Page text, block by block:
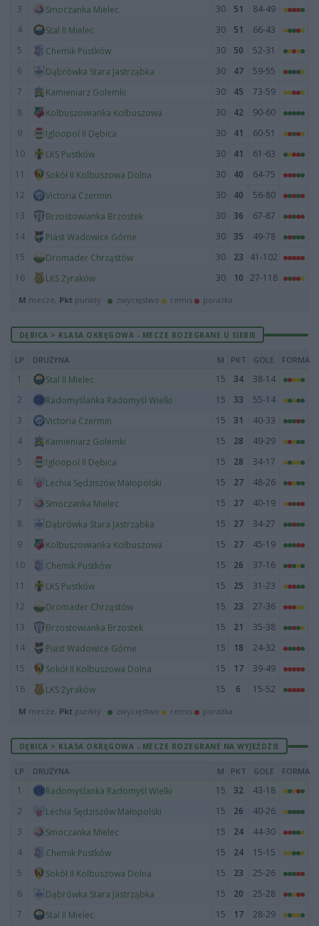
3
Smoczanka Mielec 30 51
84-49
4
Stal II Mielec 30 51
66-43
5
Chemik Pustków 30 50
52-31
6
Dąbrówka Stara Jastrząbka 30 47
59-55
7
Kamieniarz Golemki 30 45
73-59
8
Kolbuszowianka Kolbuszowa 30 42
90-60
9
Igloopol II Dębica 30 41
60-51
10
LKS Pustków 30 41
61-63
11
Sokół II Kolbuszowa Dolna 30 40
64-75
12
Victoria Czermin 30 40
56-80
13
Brzostowianka Brzostek 30 36
67-87
14
Piast Wadowice Górne 30 35
49-78
15
Dromader Chrząstów 30 23
41-102
16
LKS Żyraków 30 10 27-118
M mecze, Pkt punkty · zwycięstwo remis porażka
DĘBICA > KLASA OKRĘGOWA - MECZE ROZEGRANE U SIEBIE
LP DRUŻYNA M PKT GOLE FORMA
1 Stal II Mielec 15 34
38-14
2
Radomyślanka Radomyśl Wielki 15 33
55-14
3
Victoria Czermin 15 31
40-33
4
Kamieniarz Golemki 15 28
49-29
5
Igloopol II Dębica 15 28
34-17
6
Lechia Sędziszów Małopolski 15 27
48-26
7
Smoczanka Mielec 15 27
40-19
8
Dąbrówka Stara Jastrząbka 15 27
34-27
9
Kolbuszowianka Kolbuszowa 15 27
45-19
10
Chemik Pustków 15 26
37-16
11
LKS Pustków 15 25
31-23
12
Dromader Chrząstów 15 23
27-36
13
Brzostowianka Brzostek 15 21
35-38
14
Piast Wadowice Górne 15 18
24-32
15
Sokół II Kolbuszowa Dolna 15 17
39-49
16
LKS Żyraków 15 6 15-52
M mecze, Pkt punkty · zwycięstwo remis porażka
DĘBICA > KLASA OKRĘGOWA - MECZE ROZEGRANE NA WYJEŹDZIE
LP DRUŻYNA M PKT GOLE FORMA
1 Radomyślanka Radomyśl Wielki 15 32
43-18
2
Lechia Sędziszów Małopolski 15 26
40-26
3
Smoczanka Mielec 15 24
44-30
4
Chemik Pustków 15 24
15-15
5
Sokół II Kolbuszowa Dolna 15 23
25-26
6
Dąbrówka Stara Jastrząbka 15 20
25-28
7
Stal II Mielec 15 17 28-29